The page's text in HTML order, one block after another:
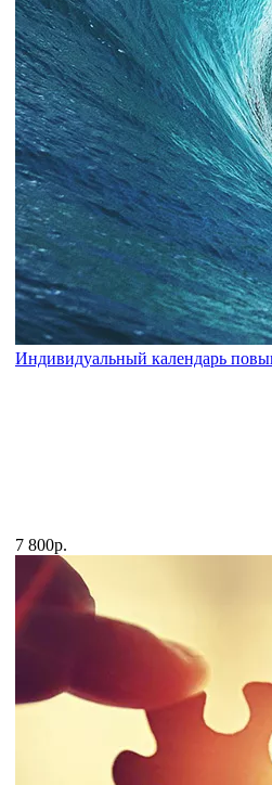
Индивидуальный календарь
7 800р.